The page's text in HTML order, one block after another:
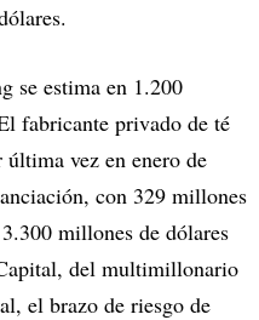
se estima en 1.200
fabricante privado de té
vez en enero de
con 329 millones
millones de dólares
del multimillonario
el brazo de riesgo de